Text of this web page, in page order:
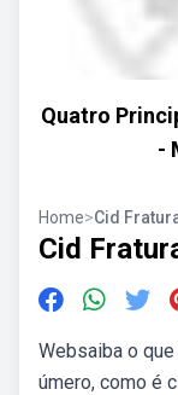
Quatro
-
Home>Cid
Cid
Websaiba o
úmero, como é